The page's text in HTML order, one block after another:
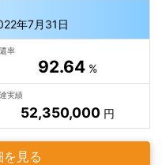
年7月31日
率
92.64%
実績
52,350,000円
見る